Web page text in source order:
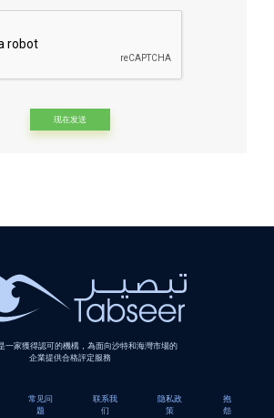
一家獲得認可的機構，為面向沙特和海灣市場的
企業提供合格評定服務
常见问
题
联系我
们
隐私政
策
抱
怨